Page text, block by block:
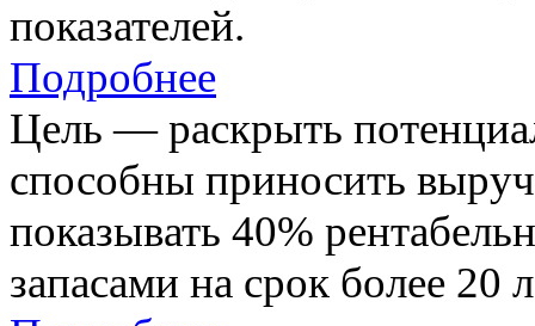
показателей.
Подробнее
Цель — раскрыть
способны приносить
показывать 40%
запасами на срок более 20